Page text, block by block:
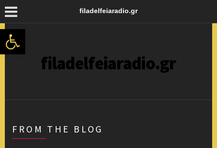
Ανοίξτε τη γραμμή εργαλείων
filadelfeiaradio.gr
filadelfeiaradio.gr
FROM THE BLOG